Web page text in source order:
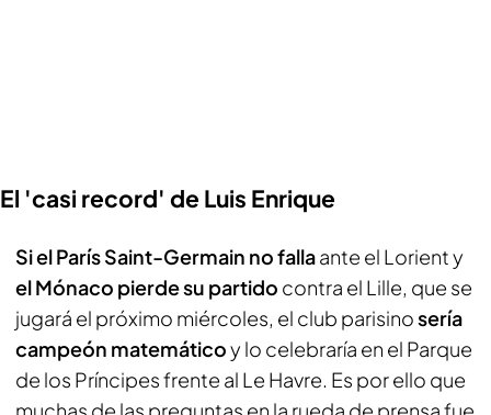
El 'casi record' de Luis Enrique
Si el París Saint-Germain no fallaante el Lorient y
el Mónaco pierde su partido contra el Lille, que se
jugará el próximo miércoles, el club parisinosería
campeón matemáticoy lo celebraría en el Parque
de los Príncipes frente al Le Havre. Es por ello que